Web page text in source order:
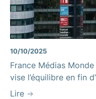
10/10/2025
France Médias
vise l’équilibre en fin
Lire